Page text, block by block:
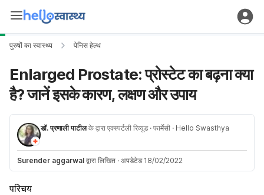
पुरुषों का स्वास्थ्य पेनिस हेल्थ
Enlarged Prostate: प्रोस्टेट का बढ़ना क्या
है? जानें इसके कारण, लक्षण और उपाय
डॉ. प्रणाली पाटीलके द्वारा एक्स्पर्टली रिव्यूड · फार्मेसी · Hello Swasthya
Surender aggarwal द्वारा लिखित · अपडेटेड 18/02/2022
परिचय